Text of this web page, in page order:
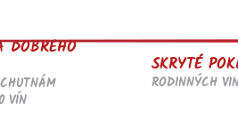
l
á
d
a
DOBRÉHO
VÍN
SKRYTÉ
RODINNÝCH